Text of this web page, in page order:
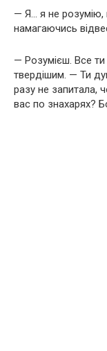
— Я… я не
намагаючись
— Розумієш. Все
твердішим. — Ти
разу не запитала,
вас по знахарях?